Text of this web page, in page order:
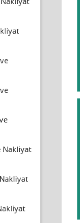
Nakliyat